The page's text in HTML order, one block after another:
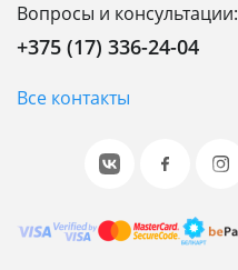
Вопросы и консультации:
+375 (17) 336-24-04
Все контакты